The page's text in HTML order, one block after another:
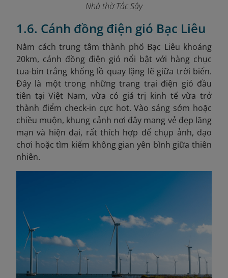
Nhà thờ Tắc Sậy
1.6. Cánh đồng điện gió Bạc Liêu
Nằm cách trung tâm thành phố Bạc Liêu khoảng
20km, cánh đồng điện gió nổi bật với hàng chục
tua-bin trắng khổng lồ quay lặng lẽ giữa trời biển.
Đây là một trong những trang trại điện gió đầu
tiên tại Việt Nam, vừa có giá trị kinh tế vừa trở
thành điểm check-in cực hot. Vào sáng sớm hoặc
chiều muộn, khung cảnh nơi đây mang vẻ đẹp lãng
mạn và hiện đại, rất thích hợp để chụp ảnh, dạo
chơi hoặc tìm kiếm không gian yên bình giữa thiên
nhiên.